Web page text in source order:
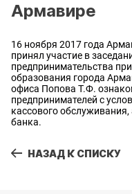
Армавире
16 ноября 2017 года
принял участие в
предпринимательства
образования города
офиса Попова Т.Ф.
предпринимателей с
кассового
банка.
НАЗАД К СПИСКУ